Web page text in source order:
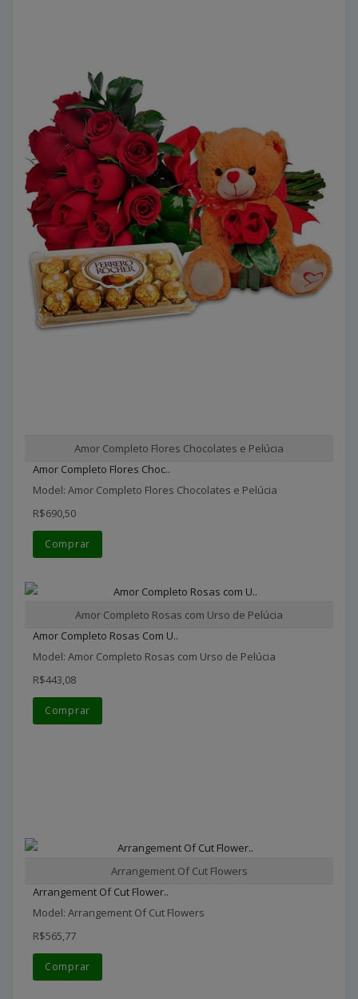
Amor Completo Flores Chocolates e Pelúcia
Amor Completo Flores Choc..
Model: Amor Completo Flores Chocolates e Pelúcia
R$690,50
Comprar
Amor Completo Rosas com Urso de Pelúcia
Amor Completo Rosas Com U..
Model: Amor Completo Rosas com Urso de Pelúcia
R$443,08
Comprar
Arrangement Of Cut Flowers
Arrangement Of Cut Flower..
Model: Arrangement Of Cut Flowers
R$565,77
Comprar